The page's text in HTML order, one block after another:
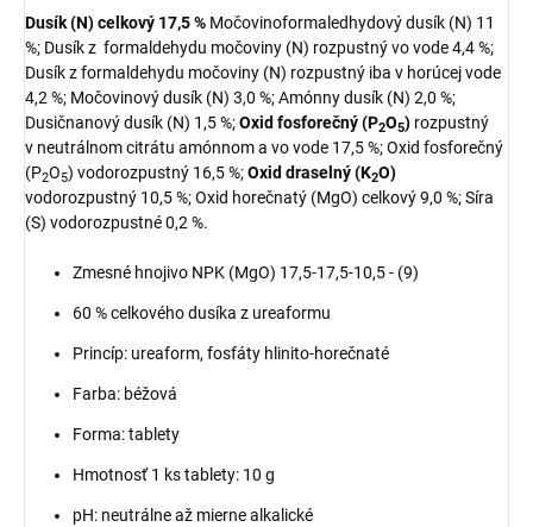
Dusík (N) celkový 17,5 % Močovinoformaledhydový dusík (N) 11
%; Dusík z formaldehydu močoviny (N) rozpustný vo vode 4,4 %;
Dusík z formaldehydu močoviny (N) rozpustný iba v horúcej vode
4,2 %; Močovinový dusík (N) 3,0 %; Amónny dusík (N) 2,0 %;
Dusičnanový dusík (N) 1,5 %;Oxid fosforečný (P2O5) rozpustný
v neutrálnom citrátu amónnom a vo vode 17,5 %; Oxid fosforečný
(P2O5) vodorozpustný 16,5 %;Oxid draselný (K2O)
vodorozpustný 10,5 %; Oxid horečnatý (MgO) celkový 9,0 %; Síra
(S) vodorozpustné 0,2 %.
Zmesné hnojivo NPK (MgO) 17,5-17,5-10,5 - (9)
60 % celkového dusíka z ureaformu
Princíp: ureaform, fosfáty hlinito-horečnaté
Farba: béžová
Forma: tablety
Hmotnosť 1 ks tablety: 10 g
pH: neutrálne až mierne alkalické